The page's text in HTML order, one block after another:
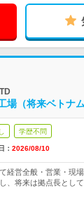
場（将来ベトナ
学歴不問
： 2026/08/10
経営全般・営業・現
、将来は拠点長とし